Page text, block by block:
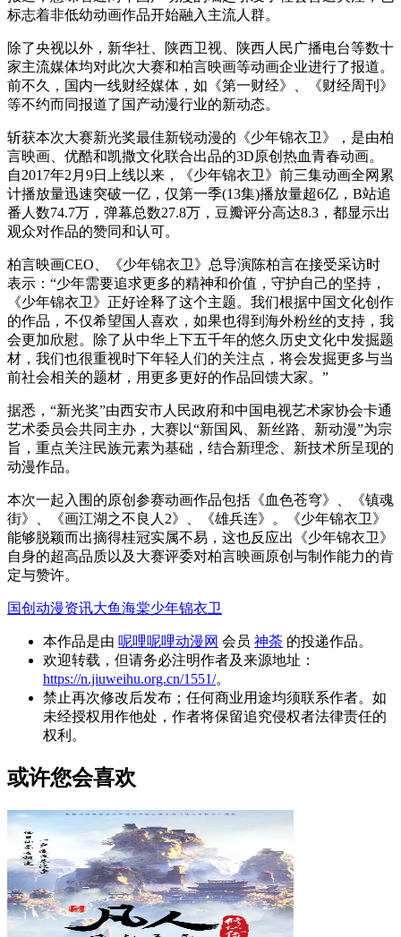
标志着非低幼动画作品开始融入主流人群。
除了央视以外，新华社、陕西卫视、陕西人民广播电台等数十
家主流媒体均对此次大赛和柏言映画等动画企业进行了报道。
前不久，国内一线财经媒体，如《第一财经》、《财经周刊》
等不约而同报道了国产动漫行业的新动态。
斩获本次大赛新光奖最佳新锐动漫的《少年锦衣卫》，是由柏
言映画、优酷和凯撒文化联合出品的3D原创热血青春动画。
自2017年2月9日上线以来，《少年锦衣卫》前三集动画全网累
计播放量迅速突破一亿，仅第一季(13集)播放量超6亿，B站追
番人数74.7万，弹幕总数27.8万，豆瓣评分高达8.3，都显示出
观众对作品的赞同和认可。
柏言映画CEO、《少年锦衣卫》总导演陈柏言在接受采访时
表示：“少年需要追求更多的精神和价值，守护自己的坚持，
《少年锦衣卫》正好诠释了这个主题。我们根据中国文化创作
的作品，不仅希望国人喜欢，如果也得到海外粉丝的支持，我
会更加欣慰。除了从中华上下五千年的悠久历史文化中发掘题
材，我们也很重视时下年轻人们的关注点，将会发掘更多与当
前社会相关的题材，用更多更好的作品回馈大家。”
据悉，“新光奖”由西安市人民政府和中国电视艺术家协会卡通
艺术委员会共同主办，大赛以“新国风、新丝路、新动漫”为宗
旨，重点关注民族元素为基础，结合新理念、新技术所呈现的
动漫作品。
本次一起入围的原创参赛动画作品包括《血色苍穹》、《镇魂
街》、《画江湖之不良人2》、《雄兵连》。《少年锦衣卫》
能够脱颖而出摘得桂冠实属不易，这也反应出《少年锦衣卫》
自身的超高品质以及大赛评委对柏言映画原创与制作能力的肯
定与赞许。
国创动漫资讯大鱼海棠少年锦衣卫
本作品是由 呢哩呢哩动漫网 会员 神荼 的投递作品。
欢迎转载，但请务必注明作者及来源地址：
https://n.jiuweihu.org.cn/1551/。
禁止再次修改后发布；任何商业用途均须联系作者。如
未经授权用作他处，作者将保留追究侵权者法律责任的
权利。
或许您会喜欢